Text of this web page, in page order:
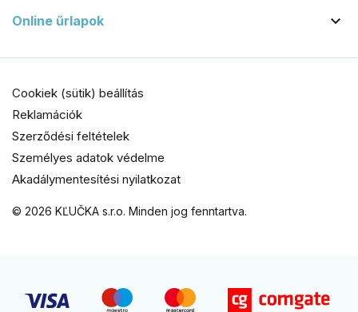
Online űrlapok 
© 2026 KĽUČKA s.r.o. Minden jog fenntartva.
Cookiek (sütik) beállítás
Reklamációk
Szerződési feltételek
Személyes adatok védelme
Akadálymentesítési nyilatkozat